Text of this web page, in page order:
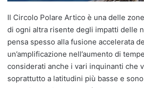
Il Circolo Polare Artico è una delle
di ogni altra risente degli impatti delle
pensa spesso alla fusione accelerata
un’amplificazione nell’aumento di
considerati anche i vari inquinanti che
soprattutto a latitudini più basse e